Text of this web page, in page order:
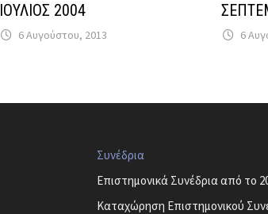
ΙΟΥΛΙΟΣ 2004
6 Αυγούστου, 2013 6
Συνέδρια
Επιστημονικά Συνέδρια από το
Καταχώρηση Επιστημονικού